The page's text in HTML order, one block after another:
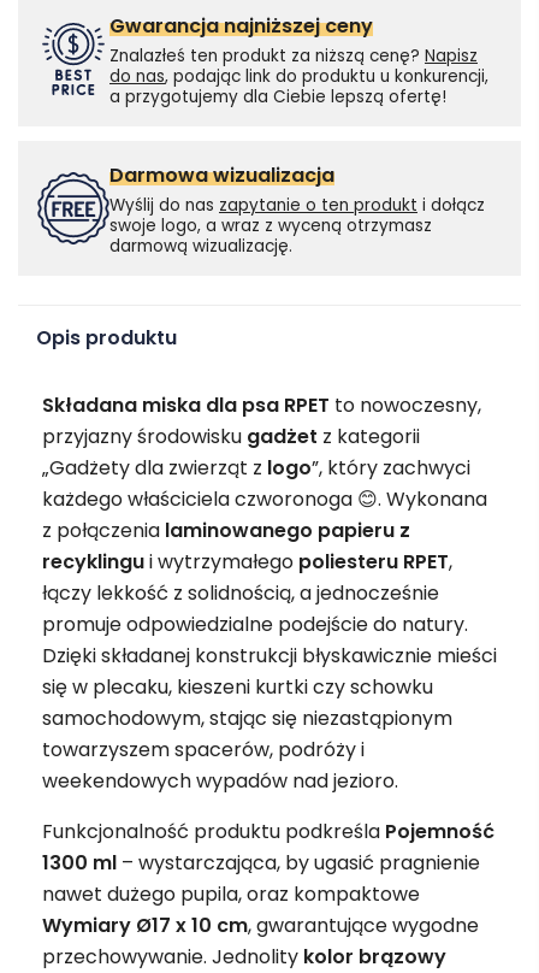
Gwarancja najniższej ceny
Znalazłeś ten produkt za niższą cenę? Napisz
do nas, podając link do produktu u konkurencji,
a przygotujemy dla Ciebie lepszą ofertę!
Darmowa wizualizacja
Wyślij do nas zapytanie o ten produkt i dołącz
swoje logo, a wraz z wyceną otrzymasz
darmową wizualizację.
Opis produktu
Składana miska dla psa RPET to nowoczesny,
przyjazny środowisku gadżet z kategorii
„Gadżety dla zwierząt z logo”, który zachwyci
każdego właściciela czworonoga 😊. Wykonana
z połączenia laminowanego papieru z
recyklingui wytrzymałego poliesteru RPET,
łączy lekkość z solidnością, a jednocześnie
promuje odpowiedzialne podejście do natury.
Dzięki składanej konstrukcji błyskawicznie mieści
się w plecaku, kieszeni kurtki czy schowku
samochodowym, stając się niezastąpionym
towarzyszem spacerów, podróży i
weekendowych wypadów nad jezioro.
Funkcjonalność produktu podkreśla Pojemność
1300 ml – wystarczająca, by ugasić pragnienie
nawet dużego pupila, oraz kompaktowe
Wymiary Ø17 x 10 cm, gwarantujące wygodne
przechowywanie. Jednolity kolor brązowy